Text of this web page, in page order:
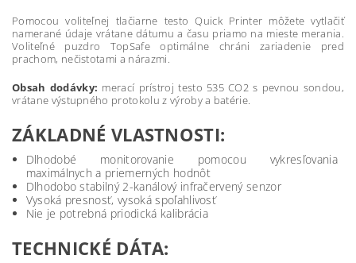
Pomocou voliteľnej tlačiarne testo Quick Printer môžete vytlačiť
namerané údaje vrátane dátumu a času priamo na mieste merania.
Voliteľné puzdro TopSafe optimálne chráni zariadenie pred
prachom, nečistotami a nárazmi.
Obsah dodávky: merací prístroj testo 535 CO2 s pevnou sondou,
vrátane výstupného protokolu z výroby a batérie.
ZÁKLADNÉ VLASTNOSTI:
Dlhodobé monitorovanie pomocou vykresľovania
maximálnych a priemerných hodnôt
Dlhodobo stabilný 2-kanálový infračervený senzor
Vysoká presnosť, vysoká spoľahlivosť
Nie je potrebná priodická kalibrácia
TECHNICKÉ DÁTA: